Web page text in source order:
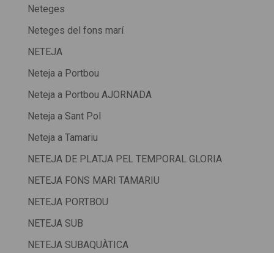
Neteges
Neteges del fons marí
NETEJA
Neteja a Portbou
Neteja a Portbou AJORNADA
Neteja a Sant Pol
Neteja a Tamariu
NETEJA DE PLATJA PEL TEMPORAL GLORIA
NETEJA FONS MARI TAMARIU
NETEJA PORTBOU
NETEJA SUB
NETEJA SUBAQUÀTICA